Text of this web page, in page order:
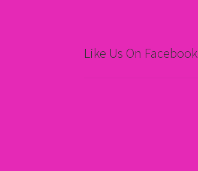
Like Us On Facebook